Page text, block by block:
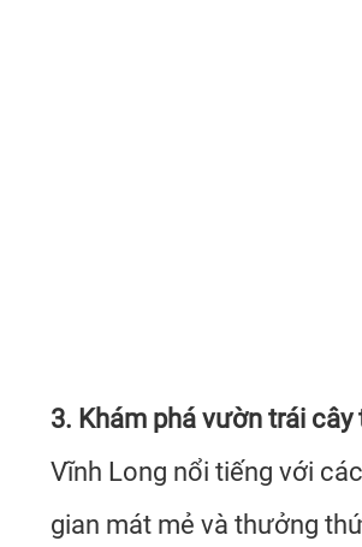
3. Khám phá vườn trái
Vĩnh Long nổi tiếng với
gian mát mẻ và thưởng